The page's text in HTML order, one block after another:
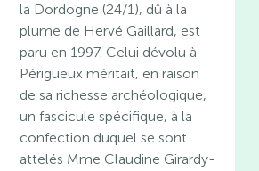
la Dordogne (24/1), dû à la
plume de Hervé Gaillard, est
paru en 1997. Celui dévolu à
Périgueux méritait, en raison
de sa richesse archéologique,
un fascicule spécifique, à la
confection duquel se sont
attelés Mme Claudine Girardy-